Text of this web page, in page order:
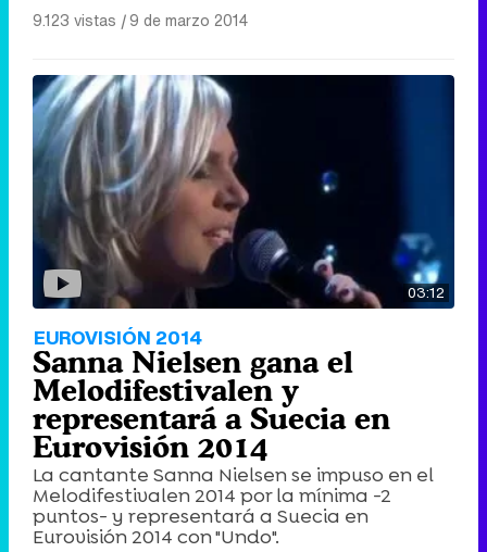
9.123 vistas |9 de marzo 2014
03:12
EUROVISIÓN 2014
Sanna Nielsen gana el
Melodifestivalen y
representará a Suecia en
Eurovisión 2014
La cantante Sanna Nielsen se impuso en el
Melodifestivalen 2014 por la mínima -2
puntos- y representará a Suecia en
Eurovisión 2014 con "Undo".